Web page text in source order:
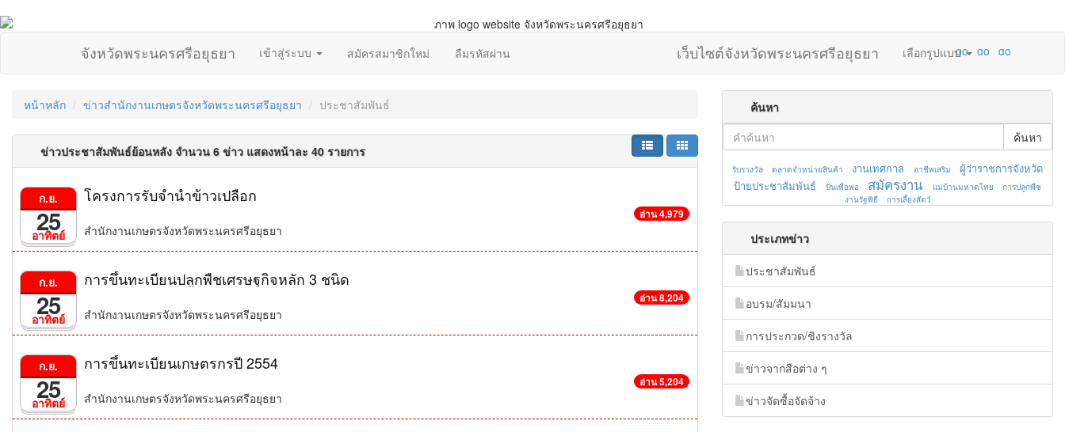
จังหวัดพระนครศรีอยุธยา เข้าสู่ระบบ สมัครสมาชิกใหม่ ลืมรหัสผ่าน เว็บไซต์จังหวัดพระนครศรีอยุธยา เลือกรูปแบบ
หน้าหลัก ข่าวสำนักงานเกษตรจังหวัดพระนครศรีอยุธยา ประชาสัมพันธ์
ข่าวประชาสัมพันธ์ย้อนหลัง จำนวน 6 ข่าว แสดงหน้าละ 40 รายการ
อาทิตย์
ก.ย.
25
โครงการรับจำนำข้าวเปลือก
อ่าน 4,979
สำนักงานเกษตรจังหวัดพระนครศรีอยุธยา
อาทิตย์
ก.ย.
25
การขึ้นทะเบียนปลูกพืชเศรษฐกิจหลัก 3 ชนิด
อ่าน 8,204
สำนักงานเกษตรจังหวัดพระนครศรีอยุธยา
อาทิตย์
ก.ย.
25
การขึ้นทะเบียนเกษตรกรปี 2554
อ่าน 5,204
สำนักงานเกษตรจังหวัดพระนครศรีอยุธยา
ค้นหา
ค้นหา
รับรางวัล ตลาดจำหน่ายสินค้า งานเทศกาล อาชีพเสริม
ผู้ว่าราชการจังหวัด
ป้ายประชาสัมพันธ์
ปั่นเพื่อพ่อ สมัครงาน แม่บ้านมหาดไทย
การปลูกพืช
งานรัฐพิธี
การเลี้ยงสัตว์
ประเภทข่าว
ประชาสัมพันธ์
อบรม/สัมมนา
การประกวด/ชิงรางวัล
ข่าวจากสือต่าง ๆ
ข่าวจัดซื้อจัดจ้าง